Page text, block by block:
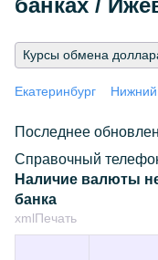
банках /
Курсы обмена
Екатеринбург Нижний
Последнее
Справочный
Наличие валюты
банка
xmlПечать